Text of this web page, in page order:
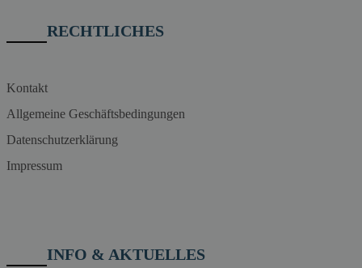
RECHTLICHES
Kontakt
Allgemeine Geschäftsbedingungen
Datenschutzerklärung
Impressum
INFO & AKTUELLES